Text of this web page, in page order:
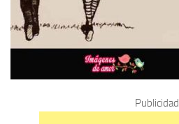
Publicidad